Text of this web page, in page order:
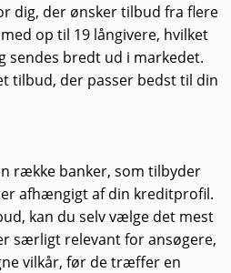
dig, der ønsker tilbud fra flere
op til 19 långivere, hvilket
sendes bredt ud i markedet.
tilbud, der passer bedst til din
række banker, som tilbyder
afhængigt af din kreditprofil.
kan du selv vælge det mest
særligt relevant for ansøgere,
vilkår, før de træffer en